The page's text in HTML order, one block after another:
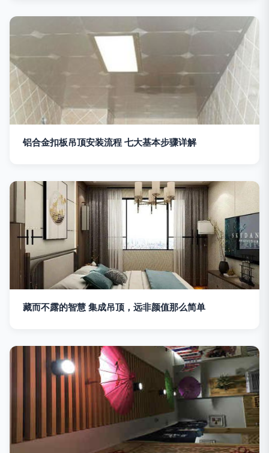
铝合金扣板吊顶安装流程 七大基本步骤详解
藏而不露的智慧 集成吊顶，远非颜值那么简单